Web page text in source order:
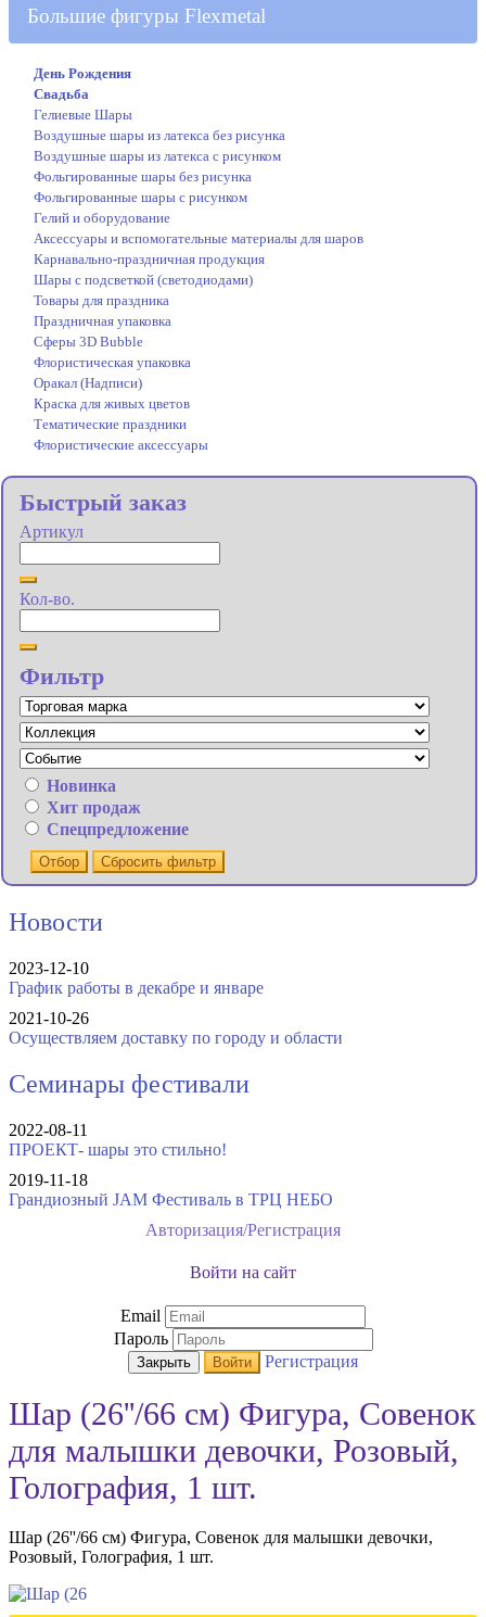
Большие фигуры Flexmetal
День Рождения
Свадьба
Гелиевые Шары
Воздушные шары из латекса без рисунка
Воздушные шары из латекса с рисунком
Фольгированные шары без рисунка
Фольгированные шары с рисунком
Гелий и оборудование
Аксессуары и вспомогательные материалы для шаров
Карнавально-праздничная продукция
Шары с подсветкой (светодиодами)
Товары для праздника
Праздничная упаковка
Сферы 3D Bubble
Флористическая упаковка
Оракал (Надписи)
Краска для живых цветов
Тематические праздники
Флористические аксессуары
Быстрый заказ
Артикул
Кол-во.
Фильтр
Новинка
Хит продаж
Спецпредложение
Отбор Сбросить фильтр
Новости
2023-12-10
График работы в декабре и январе
2021-10-26
Осуществляем доставку по городу и области
Семинары фестивали
2022-08-11
ПРОЕКТ- шары это стильно!
2019-11-18
Грандиозный JAM Фестиваль в ТРЦ НЕБО
Авторизация/Регистрация
Войти на сайт
Email
Пароль
Закрыть Войти Регистрация
Шар (26''/66 см) Фигура, Совенок
для малышки девочки, Розовый,
Голография, 1 шт.
Шар (26''/66 см) Фигура, Совенок для малышки девочки,
Розовый, Голография, 1 шт.